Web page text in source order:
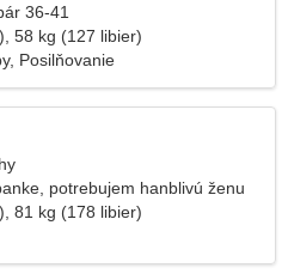
36-41
58 kg (127 libier)
Posilňovanie
potrebujem hanblivú ženu
81 kg (178 libier)